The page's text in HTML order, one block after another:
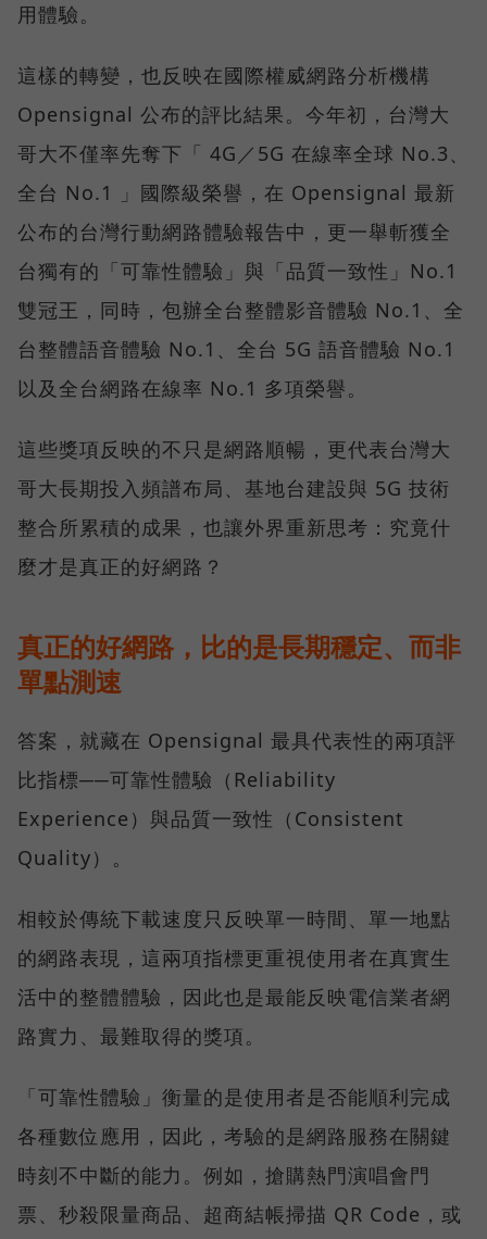
用體驗。
這樣的轉變，也反映在國際權威網路分析機構
Opensignal 公布的評比結果。今年初，台灣大
哥大不僅率先奪下「 4G／5G 在線率全球 No.3、
全台 No.1 」國際級榮譽，在 Opensignal 最新
公布的台灣行動網路體驗報告中，更一舉斬獲全
台獨有的「可靠性體驗」與「品質一致性」No.1
雙冠王，同時，包辦全台整體影音體驗 No.1、全
台整體語音體驗 No.1、全台 5G 語音體驗 No.1
以及全台網路在線率 No.1 多項榮譽。
這些獎項反映的不只是網路順暢，更代表台灣大
哥大長期投入頻譜布局、基地台建設與 5G 技術
整合所累積的成果，也讓外界重新思考：究竟什
麼才是真正的好網路？
真正的好網路，比的是長期穩定、而非
單點測速
答案，就藏在 Opensignal 最具代表性的兩項評
比指標──可靠性體驗（Reliability
Experience）與品質一致性（Consistent
Quality）。
相較於傳統下載速度只反映單一時間、單一地點
的網路表現，這兩項指標更重視使用者在真實生
活中的整體體驗，因此也是最能反映電信業者網
路實力、最難取得的獎項。
「可靠性體驗」衡量的是使用者是否能順利完成
各種數位應用，因此，考驗的是網路服務在關鍵
時刻不中斷的能力。例如，搶購熱門演唱會門
票、秒殺限量商品、超商結帳掃描 QR Code，或